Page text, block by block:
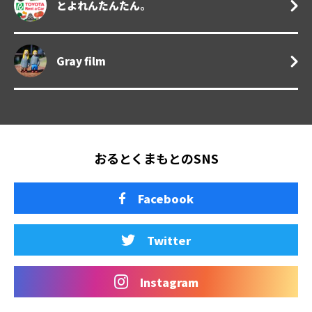
とよれんたんたん。
Gray film
おるとくまもとのSNS
Facebook
Twitter
Instagram